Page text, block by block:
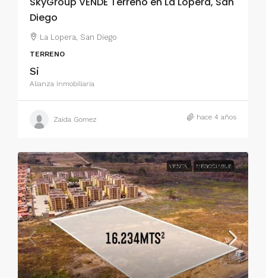
Diego
La Lopera, San Diego
TERRENO
Si
Alianza Inmobiliaria
Zaida Gomez hace 4 años
VENTA NEGOCIABLE
US$ 1,300,000